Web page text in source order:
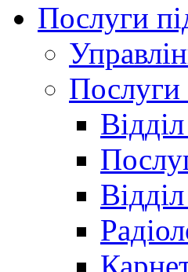
Послуги
Послуги